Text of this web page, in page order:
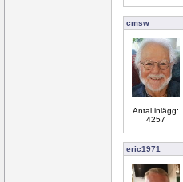
cmsw
Antal inlägg:
4257
eric1971